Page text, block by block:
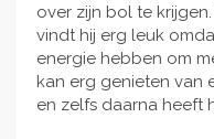
over zijn bol te
vindt hij erg leuk
energie hebben om
kan erg genieten van
en zelfs daarna heeft